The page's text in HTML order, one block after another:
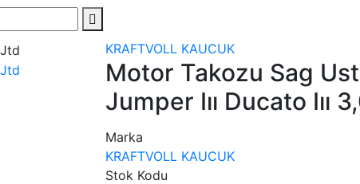
KRAFTVOLL KAUCUK
Motor Takozu Sag Ust
Jumper Iıı Ducato Iıı
Marka
KRAFTVOLL KAUCUK
Stok Kodu